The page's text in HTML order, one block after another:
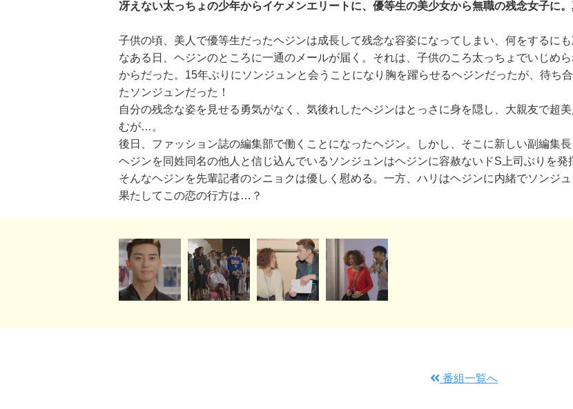
冴えない太っちょの少年からイケメンエリートに、優等生の美少女から無職の残念女子に
子供の頃、美人で優等生だったヘジンは成長して残念な容姿になってしまい、何をするに
なある日、ヘジンのところに一通のメールが届く。それは、子供のころ太っちょでいじめ
からだった。15年ぶりにソンジュンと会うことになり胸を躍らせるヘジンだったが、待ち
たソンジュンだった！
自分の残念な姿を見せる勇気がなく、気後れしたヘジンはとっさに身を隠し、大親友で超
むが…。
後日、ファッション誌の編集部で働くことになったヘジン。しかし、そこに新しい副編集
ヘジンを同姓同名の他人と信じ込んでいるソンジュンはヘジンに容赦ないドS上司ぶりを発
そんなヘジンを先輩記者のシニョクは優しく慰める。一方、ハリはヘジンに内緒でソンジュ
果たしてこの恋の行方は…？
番組一覧へ